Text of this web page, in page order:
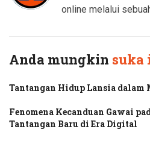
online melalui
Anda mungkin suka
Tantangan Hidup Lansia dalam
Fenomena Kecanduan Gawai
Tantangan Baru di Era Digital